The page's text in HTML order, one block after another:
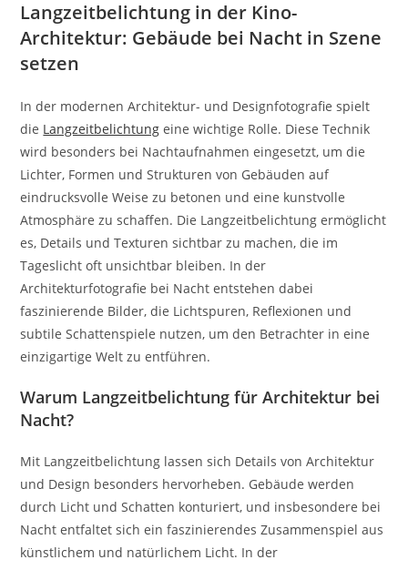
Langzeitbelichtung in der Kino-
Architektur: Gebäude bei Nacht in Szene
setzen
In der modernen Architektur- und Designfotografie spielt
die Langzeitbelichtung eine wichtige Rolle. Diese Technik
wird besonders bei Nachtaufnahmen eingesetzt, um die
Lichter, Formen und Strukturen von Gebäuden auf
eindrucksvolle Weise zu betonen und eine kunstvolle
Atmosphäre zu schaffen. Die Langzeitbelichtung ermöglicht
es, Details und Texturen sichtbar zu machen, die im
Tageslicht oft unsichtbar bleiben. In der
Architekturfotografie bei Nacht entstehen dabei
faszinierende Bilder, die Lichtspuren, Reflexionen und
subtile Schattenspiele nutzen, um den Betrachter in eine
einzigartige Welt zu entführen.
Warum Langzeitbelichtung für Architektur bei
Nacht?
Mit Langzeitbelichtung lassen sich Details von Architektur
und Design besonders hervorheben. Gebäude werden
durch Licht und Schatten konturiert, und insbesondere bei
Nacht entfaltet sich ein faszinierendes Zusammenspiel aus
künstlichem und natürlichem Licht. In der